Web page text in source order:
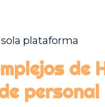
plataforma
de
personal